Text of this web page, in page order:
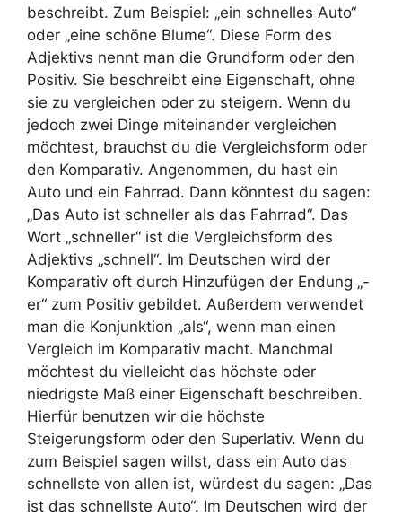
beschreibt. Zum Beispiel: „ein schnelles Auto“
oder „eine schöne Blume“. Diese Form des
Adjektivs nennt man die Grundform oder den
Positiv. Sie beschreibt eine Eigenschaft, ohne
sie zu vergleichen oder zu steigern. Wenn du
jedoch zwei Dinge miteinander vergleichen
möchtest, brauchst du die Vergleichsform oder
den Komparativ. Angenommen, du hast ein
Auto und ein Fahrrad. Dann könntest du sagen:
„Das Auto ist schneller als das Fahrrad“. Das
Wort „schneller“ ist die Vergleichsform des
Adjektivs „schnell“. Im Deutschen wird der
Komparativ oft durch Hinzufügen der Endung „-
er“ zum Positiv gebildet. Außerdem verwendet
man die Konjunktion „als“, wenn man einen
Vergleich im Komparativ macht. Manchmal
möchtest du vielleicht das höchste oder
niedrigste Maß einer Eigenschaft beschreiben.
Hierfür benutzen wir die höchste
Steigerungsform oder den Superlativ. Wenn du
zum Beispiel sagen willst, dass ein Auto das
schnellste von allen ist, würdest du sagen: „Das
ist das schnellste Auto“. Im Deutschen wird der